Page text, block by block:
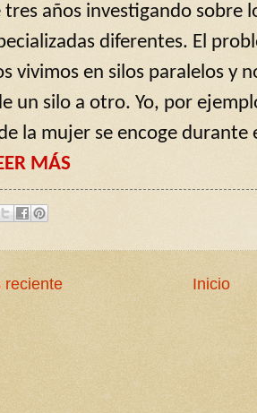
tres años investigando sobre
diferentes. El
vivimos en silos paralelos y
un silo a otro. Yo, por
la mujer se encoge durante
MÁS
reciente Inicio